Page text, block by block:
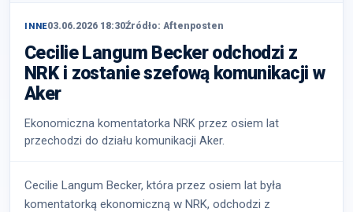
INNE03.06.2026 18:30Źródło: Aftenposten
Cecilie Langum Becker odchodzi z
NRK i zostanie szefową komunikacji w
Aker
Ekonomiczna komentatorka NRK przez osiem lat
przechodzi do działu komunikacji Aker.
Cecilie Langum Becker, która przez osiem lat była
komentatorką ekonomiczną w NRK, odchodzi z